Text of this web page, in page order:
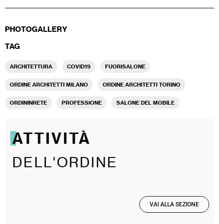
PHOTOGALLERY
TAG
ARCHITETTURA COVID19 FUORISALONE
ORDINE ARCHITETTI MILANO ORDINE ARCHITETTI TORINO
ORDININRETE PROFESSIONE SALONE DEL MOBILE
ATTIVITÀ
DELL'ORDINE
VAI ALLA SEZIONE